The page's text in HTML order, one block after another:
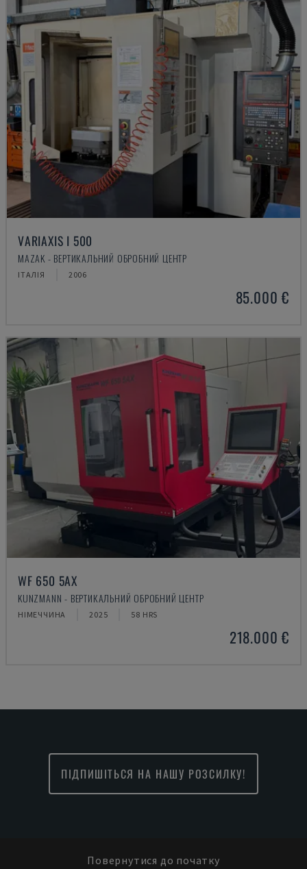
VARIAXIS I 500
MAZAK - ВЕРТИКАЛЬНИЙ ОБРОБНИЙ ЦЕНТР
ІТАЛІЯ 2006
85.000 €
WF 650 5AX
KUNZMANN - ВЕРТИКАЛЬНИЙ ОБРОБНИЙ ЦЕНТР
НІМЕЧЧИНА 2025 58 HRS
218.000 €
ПІДПИШІТЬСЯ НА НАШУ РОЗСИЛКУ!
Повернутися до початку